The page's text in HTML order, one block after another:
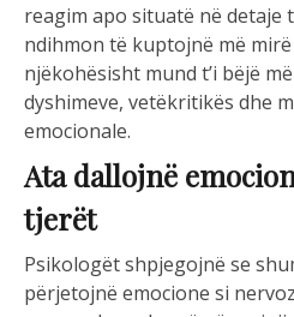
reagim apo situatë në detaje
ndihmon të kuptojnë më
njëkohësisht mund t’i bëjë
dyshimeve, vetëkritikës dhe
emocionale.
Ata dallojnë
tjerët
Psikologët shpjegojnë se
përjetojnë emocione si